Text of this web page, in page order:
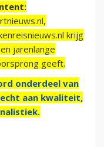
krijg
jarenlange
geeft.
onderdeel van
aan kwaliteit,